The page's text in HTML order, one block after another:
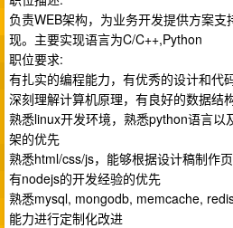
负责WEB架构，为业务开发提供方案
现。主要实现语言为C/C++,Python
职位要求:
有扎实的编程能力，有优秀的设计和代
深刻理解计算机原理，有良好的数据结
熟悉linux开发环境，熟悉python语言
架的优先
熟悉html/css/js，能够根据设计稿制作
有nodejs的开发经验的优先
熟悉mysql, mongodb, memcache,
能力进行定制化改进